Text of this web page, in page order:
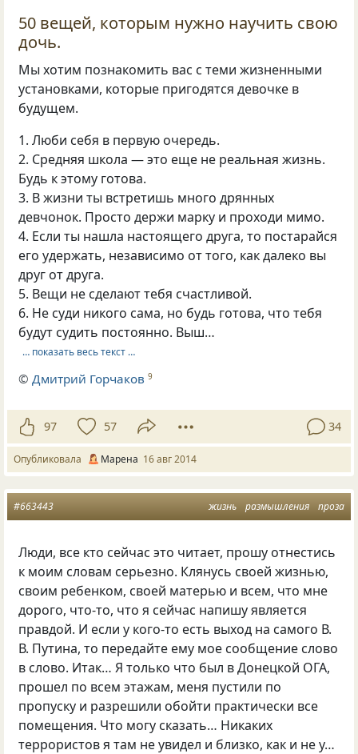
50 вещей, которым нужно научить свою
дочь.
Мы хотим познакомить вас с теми жизненными
установками, которые пригодятся девочке в
будущем.
1. Люби себя в первую очередь.
2. Средняя школа — это еще не реальная жизнь.
Будь к этому готова.
3. В жизни ты встретишь много дрянных
девчонок. Просто держи марку и проходи мимо.
4. Если ты нашла настоящего друга, то постарайся
его удержать, независимо от того, как далеко вы
друг от друга.
5. Вещи не сделают тебя счастливой.
6. Не суди никого сама, но будь готова, что тебя
будут судить постоянно. Выш…
… показать весь текст …
© Дмитрий Горчаков 9
97 57 34
Опубликовала Марена 16 авг 2014
жизнь размышления проза
#663443
Люди, все кто сейчас это читает, прошу отнестись
к моим словам серьезно. Клянусь своей жизнью,
своим ребенком, своей матерью и всем, что мне
дорого, что-то, что я сейчас напишу является
правдой. И если у кого-то есть выход на самого В.
В. Путина, то передайте ему мое сообщение слово
в слово. Итак… Я только что был в Донецкой ОГА,
прошел по всем этажам, меня пустили по
пропуску и разрешили обойти практически все
помещения. Что могу сказать… Никаких
террористов я там не увидел и близко, как и не у…